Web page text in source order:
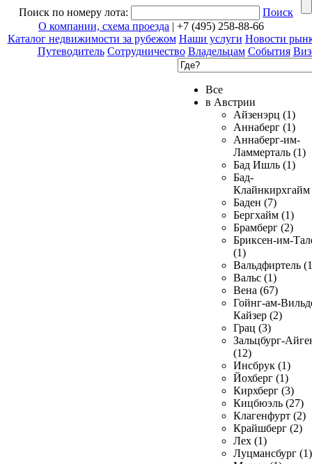
Поиск по номеру лота:
Поиск
О компании, схема проезда | +7 (495) 258-88-66
Каталог недвижимости за рубежом Наши услуги Новости
Путеводитель Сотрудничество Владельцам События
Все
в Австрии
Айзенэрц (1)
Аннаберг (1)
Аннаберг-им-
Ламмерталь (1)
Бад Ишль (1)
Бад-
Клайнкирхгайм
Баден (7)
Бергхайм (1)
Брамберг (2)
Бриксен-им-
(1)
Вальдфиртель
Вальс (1)
Вена (67)
Гойнг-ам-
Кайзер (2)
Грац (3)
Зальцбург-
(12)
Инсбрук (1)
Йохберг (1)
Кирхберг (3)
Кицбюэль (27)
Клагенфурт (2)
Крайшберг (2)
Лех (1)
Луцмансбург (1)